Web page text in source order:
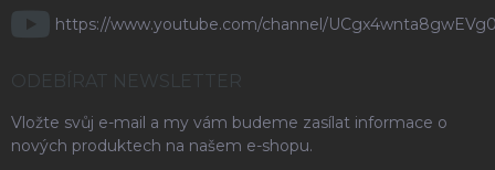
https://www.youtube.com/channel/
ODEBÍRAT NEWSLETTER
Vložte svůj e-mail a my vám budeme zasílat informace o
nových produktech na našem e-shopu.